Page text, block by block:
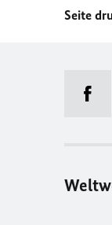
Seite